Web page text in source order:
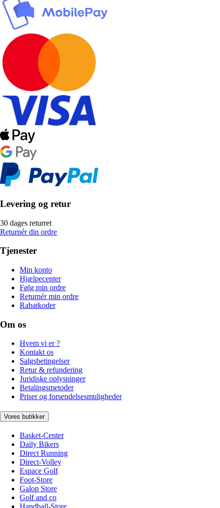
Levering og retur
30 dages returret
Returnér din ordre
Tjenester
Min konto
Hjælpecenter
Følg min ordre
Returnér min ordre
Rabatkoder
Om os
Hvem vi er ?
Kontakt os
Salgsbetingelser
Retur & refundering
Juridiske oplysninger
Betalingsmetoder
Priser og forsendelsesmuligheder
Vores butikker
Basket-Center
Daily Bikers
Direct Running
Direct-Volley
Espace Golf
Foot-Store
Galop Store
Golf and co
Handball-Store